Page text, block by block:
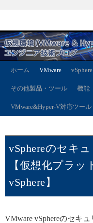
ホーム VMware vSphere
その他製品・ツール 機能
VMware&Hyper-V対応ツール
vSphereのセキ
【仮想化プラ
vSphere】
VMware vSphereのセキ